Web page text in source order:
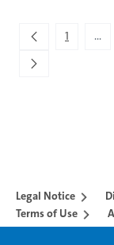
1 ...
Legal Notice
Terms of Use